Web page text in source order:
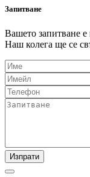
Запитване
Вашето запитване
Наш колега ще се
Изпрати